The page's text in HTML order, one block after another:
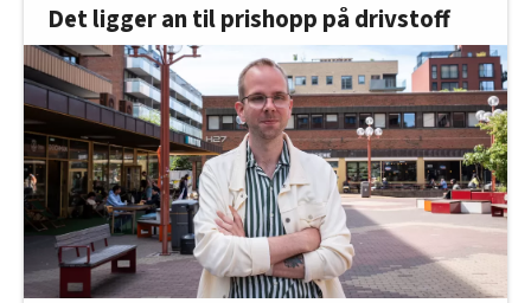
Det ligger an til prishopp på drivstoff